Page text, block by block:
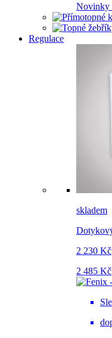
Novinky
Regulace
skladem
2 230 Kč
2 485 Kč